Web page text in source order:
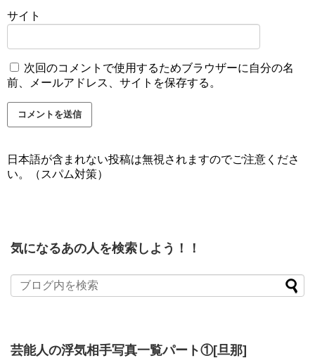
サイト
次回のコメントで使用するためブラウザーに自分の名
前、メールアドレス、サイトを保存する。
日本語が含まれない投稿は無視されますのでご注意くださ
い。（スパム対策）
気になるあの人を検索しよう！！
芸能人の浮気相手写真一覧パート①[旦那]